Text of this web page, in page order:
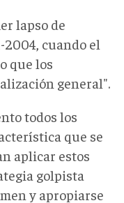
lapso de
cuando el
que los
general".
todos los
que se
aplicar estos
golpista
y apropiarse